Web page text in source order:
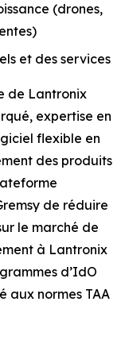
(drones,
et des services
de Lantronix
expertise en
flexible en
des produits
de réduire
le marché de
à Lantronix
d’IdO
aux normes TAA